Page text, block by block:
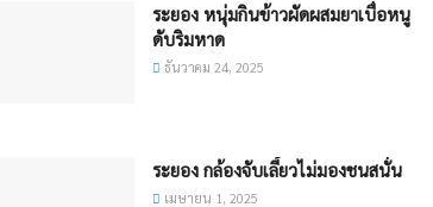
ระยอง หนุ่มกินข้าวผัดผสมยาเบื่อหนู
ดับริมหาด
ธันวาคม 24, 2025
ระยอง กล้องจับเลี้ยวไม่มองชนสนั่น
เมษายน 1, 2025